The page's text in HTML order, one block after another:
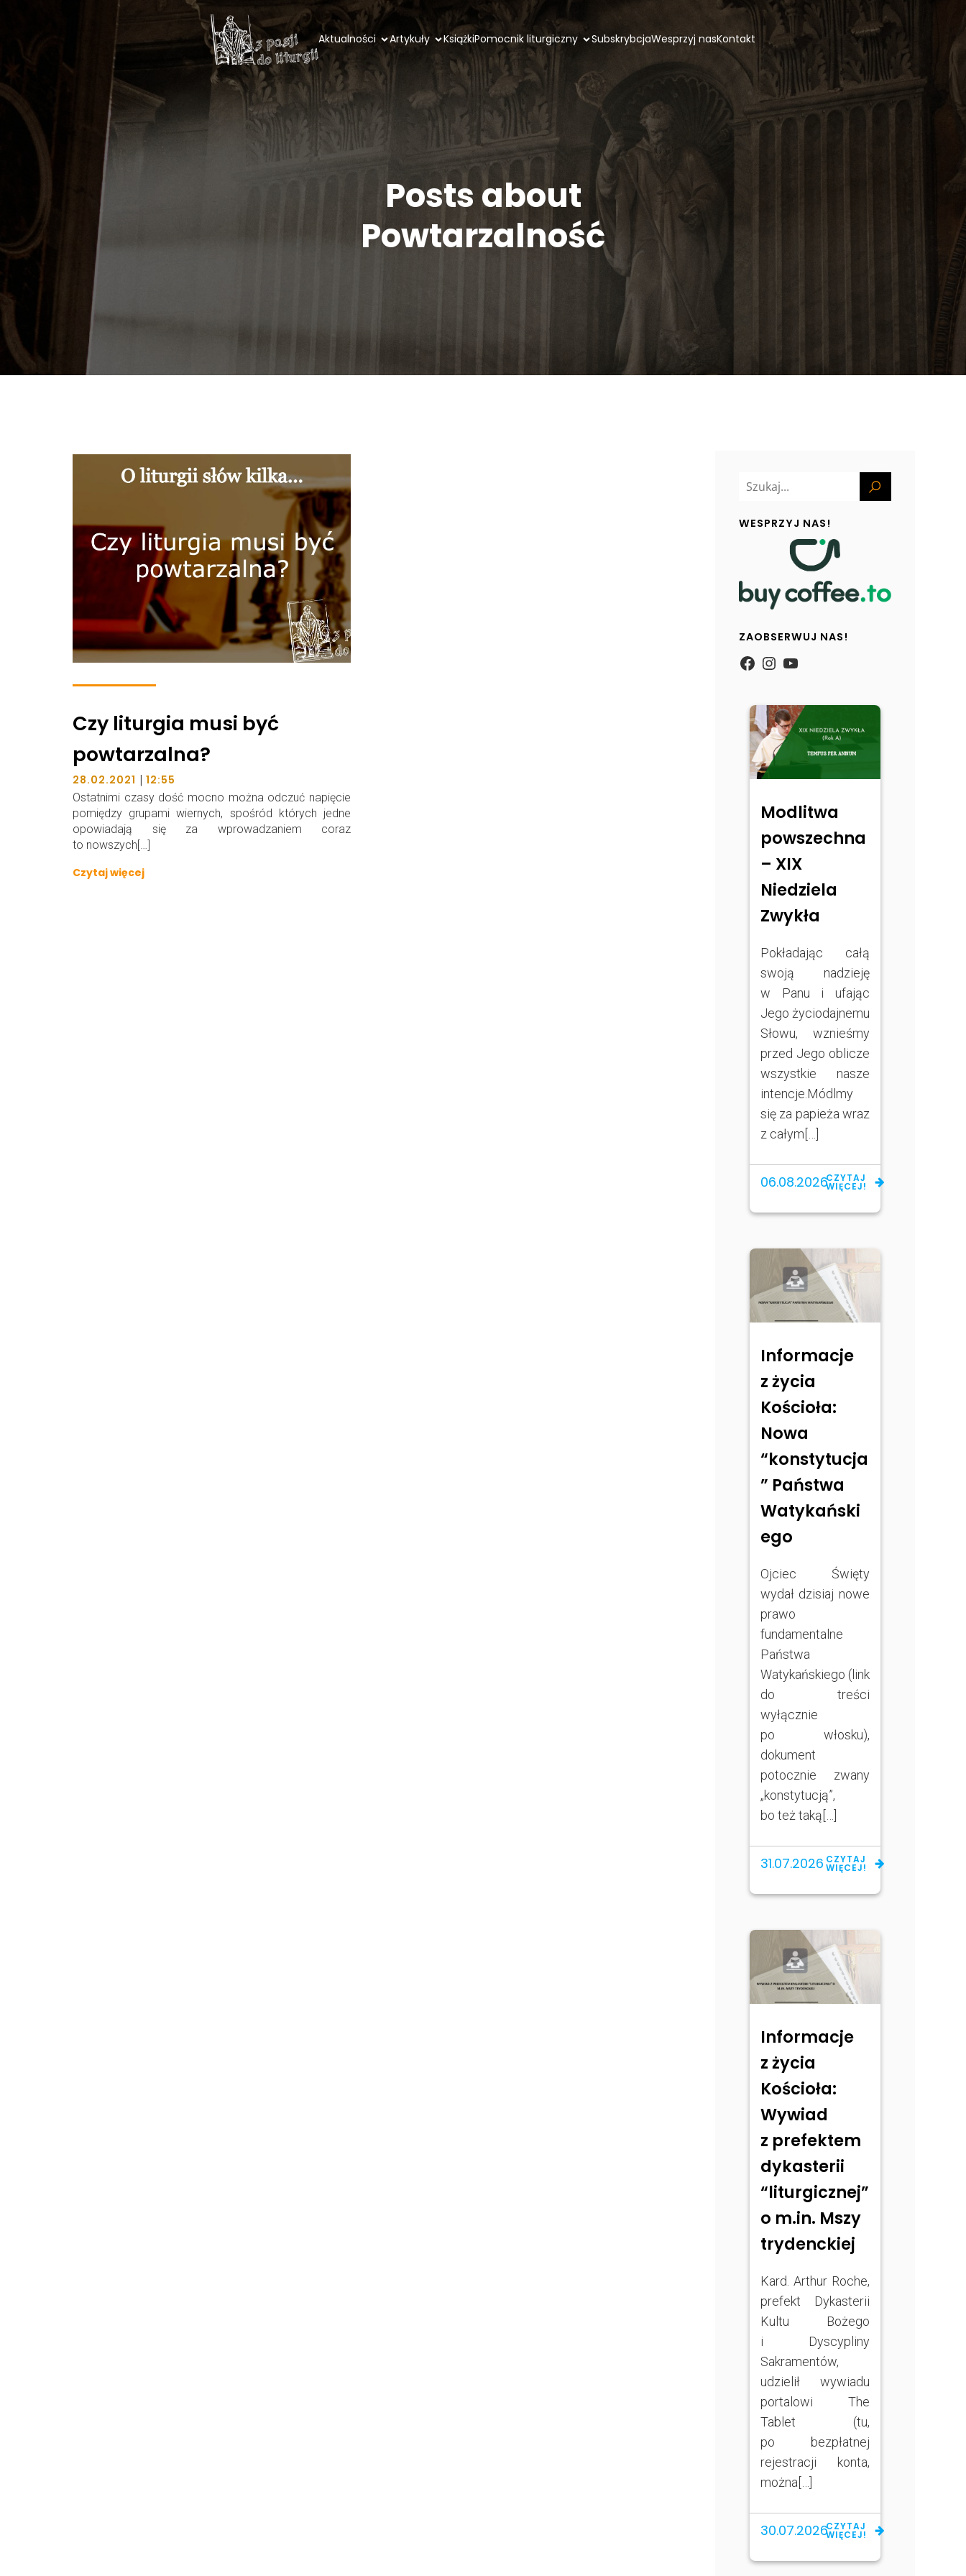
Aktualności Artykuły KsiążkiPomocnik liturgiczny SubskrybcjaWesprzyj nasKontakt
Posts about
Powtarzalność
Czy liturgia musi być
powtarzalna?
28.02.2021 | 12:55
Ostatnimi czasy dość mocno można odczuć napięcie
pomiędzy grupami wiernych, spośród których jedne
opowiadają się za wprowadzaniem coraz
to nowszych[…]
Czytaj więcej
WESPRZYJ NAS!
ZAOBSERWUJ NAS!
https://
Instagram
YouTube
Modlitwa
powszechna
– XIX
Niedziela
Zwykła
Pokładając całą
swoją nadzieję
w Panu i ufając
Jego życiodajnemu
Słowu, wznieśmy
przed Jego oblicze
wszystkie nasze
intencje.Módlmy
się za papieża wraz
z całym[…]
06.08.2026CZYTAJ
WIĘCEJ!
Informacje
z życia
Kościoła:
Nowa
“konstytucja
” Państwa
Watykański
ego
Ojciec Święty
wydał dzisiaj nowe
prawo
fundamentalne
Państwa
Watykańskiego (link
do treści
wyłącznie
po włosku),
dokument
potocznie zwany
„konstytucją”,
bo też taką[…]
31.07.2026 CZYTAJ
WIĘCEJ!
Informacje
z życia
Kościoła:
Wywiad
z prefektem
dykasterii
“liturgicznej”
o m.in. Mszy
trydenckiej
Kard. Arthur Roche,
prefekt Dykasterii
Kultu Bożego
i Dyscypliny
Sakramentów,
udzielił wywiadu
portalowi The
Tablet (tu,
po bezpłatnej
rejestracji konta,
można[…]
30.07.2026CZYTAJ
WIĘCEJ!